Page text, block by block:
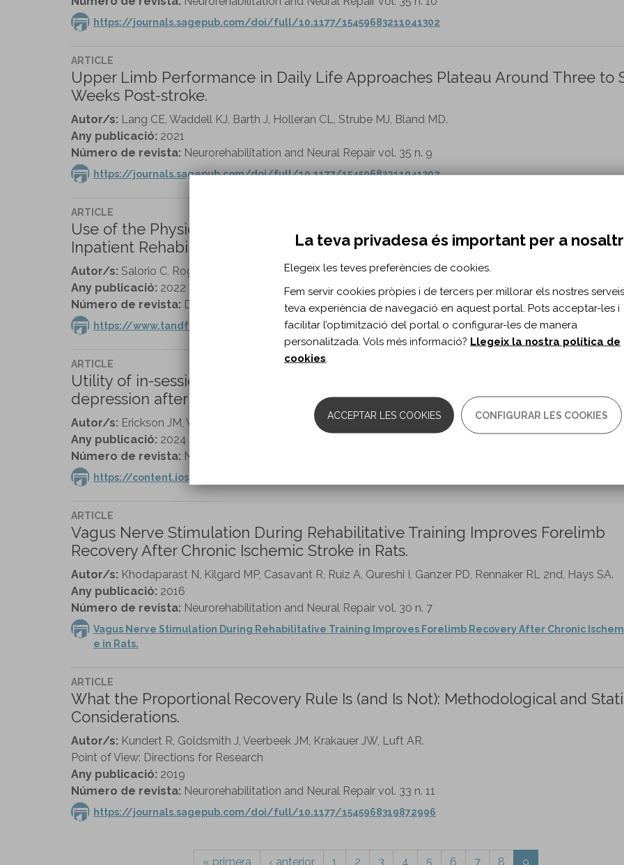
https://journals.sagepub.com/doi/full/10.1177/15459683211041302
ARTICLE
Upper Limb Performance in Daily Life Approaches Plateau Around Three to
Weeks Post-stroke.
Autor/s: Lang CE, Waddell KJ, Barth J, Holleran CL, Strube MJ, Bland MD.
Any publicació: 2021
Número de revista: Neurorehabilitation and Neural Repair vol. 35 n. 9
https://journals.sagepub.com/doi/full/10.1177/15459683211041302
ARTICLE
Use of the Physical Abilities and Mobility Scale (PAMS) in Children Receiving
Inpatient Rehabilitation for Spinal Cord Related Paralysis.
Autor/s: Salorio C, Rogers K, Neuland E, Cagney J, Sadowsky C.
Any publicació: 2022
Número de revista: Developmental Neurorehabilitation vol. 25 n. 3
https://www.tandfonline.com/doi/full/10.1080/17518423.2021.1962424
ARTICLE
Utility of in-session assessments during cognitive behavioral therapy for
depression after traumatic brain injury: Results from a randomized controlled
Autor/s: Erickson JM, Williams R, Bombardier CH, Fann JR.
Any publicació: 2024
Número de revista: NeuroRehabilitation vol. 54 n. 2
https://content.iospress.com/articles/neurorehabilitation/nre230218
ARTICLE
Vagus Nerve Stimulation During Rehabilitative Training Improves Forelimb
Recovery After Chronic Ischemic Stroke in Rats.
Autor/s: Khodaparast N, Kilgard MP, Casavant R, Ruiz A, Qureshi I, Ganzer PD, Rennaker RL 2nd, Hays SA.
Any publicació: 2016
Número de revista: Neurorehabilitation and Neural Repair vol. 30 n. 7
Vagus Nerve Stimulation During Rehabilitative Training Improves Forelimb Recovery After Chronic
e in Rats.
ARTICLE
What the Proportional Recovery Rule Is (and Is Not): Methodological and
Considerations.
Autor/s: Kundert R, Goldsmith J, Veerbeek JM, Krakauer JW, Luft AR.
Point of View: Directions for Research
Any publicació: 2019
Número de revista: Neurorehabilitation and Neural Repair vol. 33 n. 11
https://journals.sagepub.com/doi/full/10.1177/1545968319872996
« primera ‹ anterior 1 2 3 4 5 6 7 8 9
La teva privadesa és important per a
Elegeix les teves preferències de cookies.
Fem servir cookies pròpies i de tercers per millorar els nostres
teva experiència de navegació en aquest portal. Pots acceptar-les i
facilitar l’optimització del portal o configurar-les de manera
personalitzada. Vols més informació? Llegeix la nostra política de
cookies
ACCEPTAR LES COOKIES CONFIGURAR LES COOKIES